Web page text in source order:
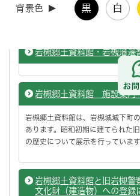
背景色 黒 白
岩槻郷土資料館・岩槻藩遷喬館の8
岩槻郷土資料館・岩槻藩遷
岩槻郷土資料館 施設案内
岩槻郷土資料館は、岩槻城城下町
あります。昭和初期に建てられた
の歴史について展示を行っています
岩槻郷土資料館と旧岩槻警
文化財（建造物）への登録